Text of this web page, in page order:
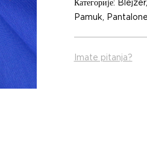
Категорије: Blejzer,
Pamuk, Pantalone
Imate pitanja?